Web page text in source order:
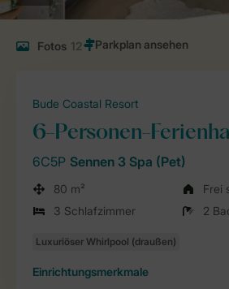
Fotos 12
Bude Coastal Resort
6-Personen-
6C5P Sennen 3 Spa (Pet)
80 m²
Frei
3 Schlafzimmer
2
Einrichtungsmerkmale